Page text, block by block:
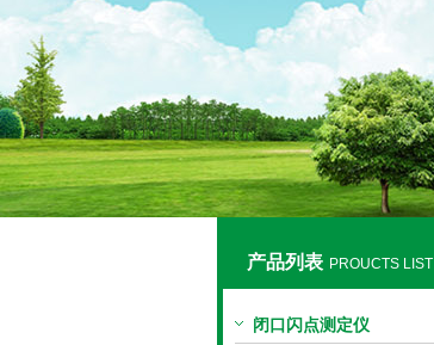
上海旺徐电气有限公司
产品列表 PROUCTS LIST
闭口闪点测定仪